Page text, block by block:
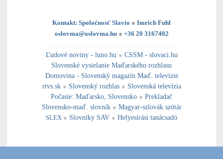
Kontakt: Spoločnosť Slavio ● Imrich Fuhl
oslovma@oslovma.hu ● +36 20 3167402
Ľudové noviny - luno.hu ● CSSM - slovaci.hu
Slovenské vysielanie Maďarského rozhlasu
Domovina - Slovenský magazín Maď. televízie
rtvs.sk ● Slovenský rozhlas ● Slovenská televízia
Počasie: Maďarsko Slovensko ● Prekladač
Slovensko-maď. slovník ● Magyar-szlovák szótár
SLEX ● Slovníky SAV ● Helyesírási tanácsadó